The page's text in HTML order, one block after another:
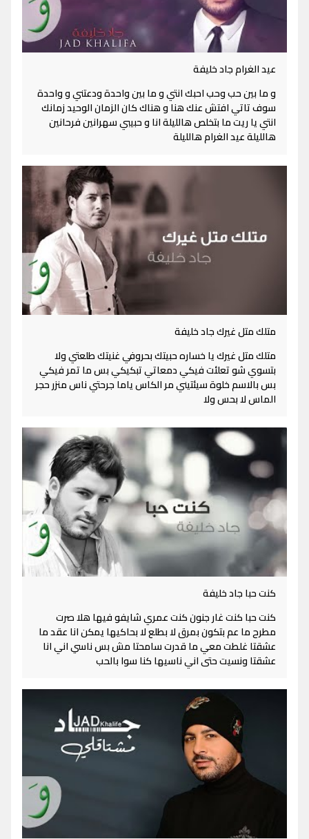
عيد الغرام جاد خليفة
و ما بين حب وحب احبك انتي و ما بين واحدة ودعتني و واحدة
سوف تاتي افتش عنك هنا و هناك كان الزمان الوحيد زمانك
انتي يا ريت ما بتخلص هالليلة انا و حبيبي سهرانين فرحانين
هالليلة عيد الغرام هالليلة
متلك متل غيرك جاد خليفة
متلك متل غيرك يا خساره حبيتك بحروفي غنيتك طلعتي ولا
بتسوي شو تعلئت فيكي دمعاتي تبكيكي بس ما تمر فيكي
بس بالاسم خلوة سيئتيني مر الكاس ياما جرحتي ناس منزر حجر
الماس لا بحس ولا
كنت حبا جاد خليفة
كنت حبا كنت غار جنون كنت عمري شايفو فيها هلا صرت
مطرح ما عم بتكون بمرق لا بطلع لا بحاكيها يمكن انا عقد ما
عشقتا غلطت معي ما قدرت سامحتا مش بس ناسي اني انا
عشقتا ونسيت حتى اني ناسيها كنا سوا بالحب